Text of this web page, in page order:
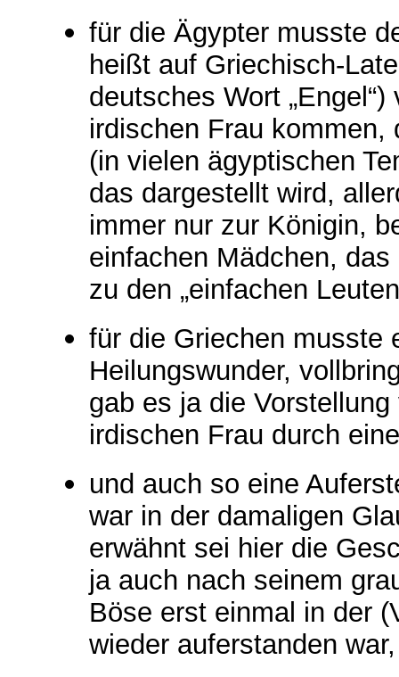
für die Ägypter musste
heißt auf Griechisch-
deutsches Wort
irdischen Frau
(in vielen ägyptischen
das dargestellt wird,
immer nur zur Königin,
einfachen Mädchen,
zu den „einfachen
für die Griechen musste
Heilungswunder,
gab es ja die
irdischen Frau durch
und auch so eine
war in der damaligen
erwähnt sei hier die
ja auch nach seinem
Böse erst einmal in der
wieder auferstanden war,